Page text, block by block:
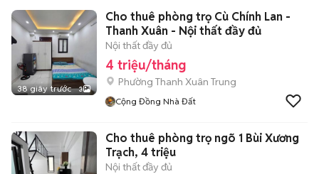
38 giây trước 3
Cho thuê phòng trọ Cù Chính Lan -
Thanh Xuân - Nội thất đầy đủ
Nội thất đầy đủ
4 triệu/tháng
Phường Thanh Xuân Trung
Cộng Đồng Nhà Đất
Cho thuê phòng trọ ngõ 1 Bùi Xương
Trạch, 4 triệu
Nội thất đầy đủ